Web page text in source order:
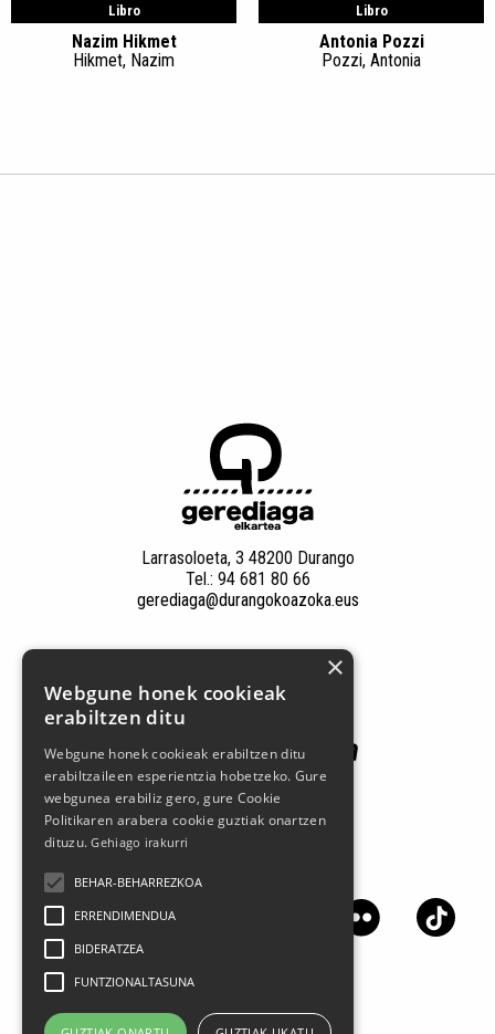
Libro
Nazim Hikmet
Hikmet, Nazim
Libro
Antonia Pozzi
Pozzi, Antonia
Larrasoloeta, 3 48200 Durango
Tel.: 94 681 80 66
gerediaga@durangokoazoka.eus
×
Webgune honek cookieak
erabiltzen ditu
Webgune honek cookieak erabiltzen ditu
erabiltzaileen esperientzia hobetzeko. Gure
webgunea erabiliz gero, gure Cookie
Politikaren arabera cookie guztiak onartzen
dituzu.Gehiago irakurri
BEHAR-BEHARREZKOA
ERRENDIMENDUA
BIDERATZEA
FUNTZIONALTASUNA